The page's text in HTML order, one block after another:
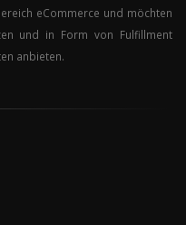
eCommerce und möchten
und in Form von Fulfillment
anbieten.